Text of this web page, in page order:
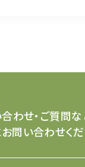
わせ・ご質問
問い合わせく